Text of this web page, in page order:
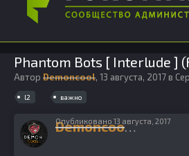
Phantom Bots [ Interlude ]
Автор Demoncool, 13 августа, 2017в
l2 важно
Demoncool 1111
Опубликовано 13 августа, 2017